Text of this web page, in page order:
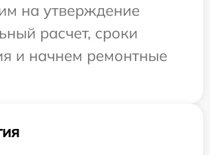
на утверждение
расчет, сроки
и начнем ремонтные